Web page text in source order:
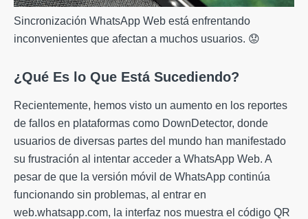
Sincronización WhatsApp Web está enfrentando
inconvenientes que afectan a muchos usuarios. 😟
¿Qué Es lo Que Está Sucediendo?
Recientemente, hemos visto un aumento en los reportes
de fallos en plataformas como DownDetector, donde
usuarios de diversas partes del mundo han manifestado
su frustración al intentar acceder a WhatsApp Web. A
pesar de que la versión móvil de WhatsApp continúa
funcionando sin problemas, al entrar en
web.whatsapp.com, la interfaz nos muestra el código QR